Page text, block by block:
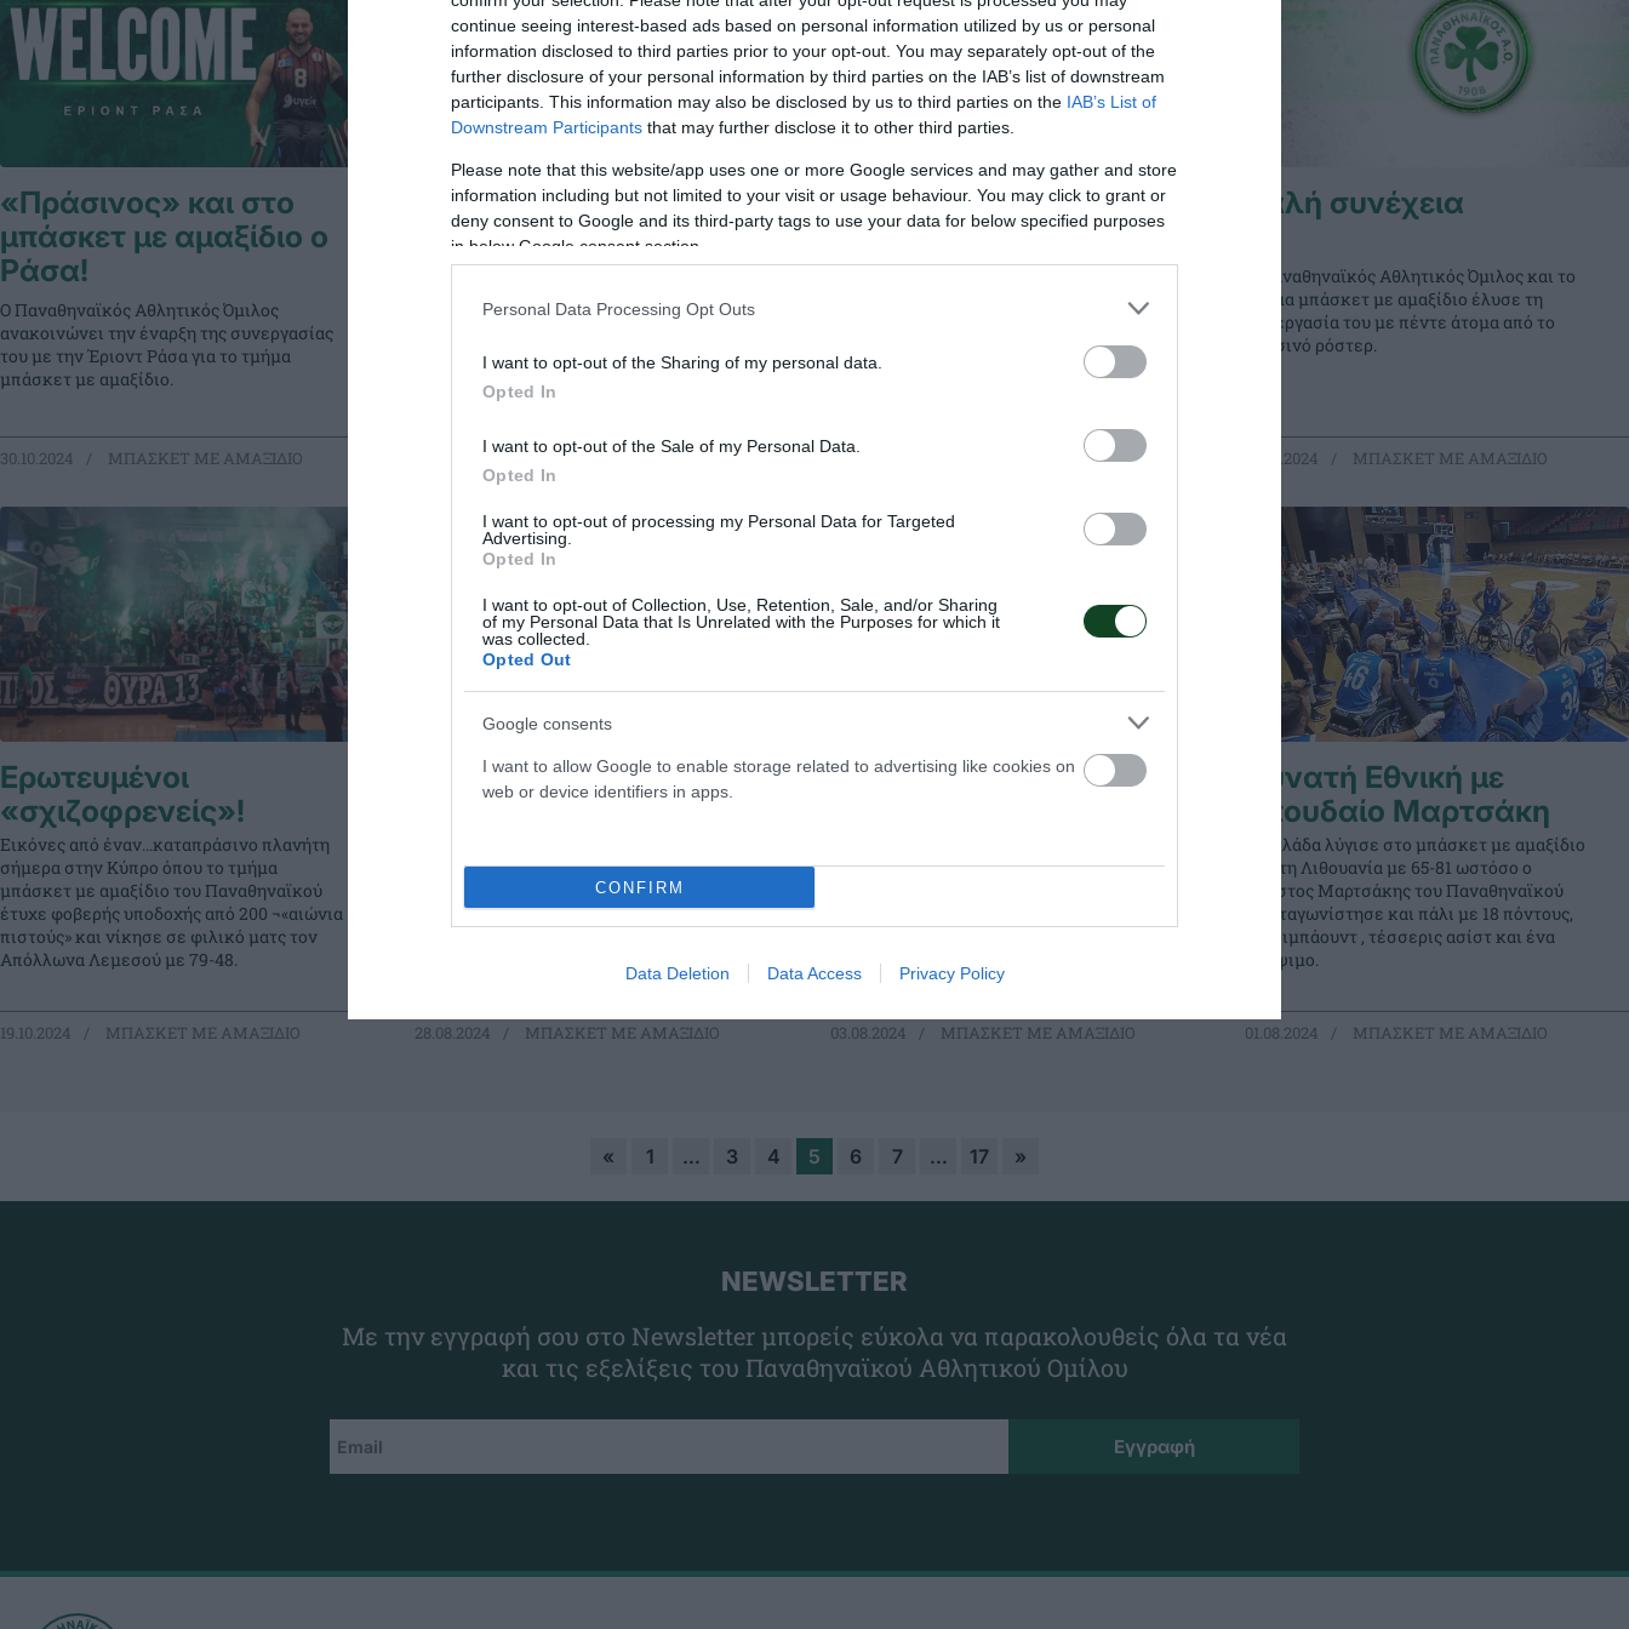
continue seeing interest-based ads based on personal information utilized by us or personal
information disclosed to third parties prior to your opt-out. You may separately opt-out of the
further disclosure of your personal information by third parties on the IAB’s list of downstream
participants. This information may also be disclosed by us to third parties on the IAB’s List of
Downstream Participants that may further disclose it to other third parties.
Please note that this website/app uses one or more Google services and may gather and store
information including but not limited to your visit or usage behaviour. You may click to grant or
deny consent to Google and its third-party tags to use your data for below specified purposes
in below Google consent section.
Personal Data Processing Opt Outs
I want to opt-out of the Sharing of my personal data.
Opted In
I want to opt-out of the Sale of my Personal Data.
Opted In
I want to opt-out of processing my Personal Data for Targeted
Advertising.
Opted In
I want to opt-out of Collection, Use, Retention, Sale, and/or Sharing
of my Personal Data that Is Unrelated with the Purposes for which it
was collected.
Opted Out
Google consents
I want to allow Google to enable storage related to advertising like cookies on
web or device identifiers in apps.
CONFIRM
Data Deletion Data Access Privacy Policy
«Πράσινος» και στο
μπάσκετ με αμαξίδιο ο
Ράσα!
Ο Παναθηναϊκός Αθλητικός Όμιλος
ανακοινώνει την έναρξη της συνεργασίας
του με την Έριοντ Ράσα για το τμήμα
μπάσκετ με αμαξίδιο.
30.10.2024 ΜΠΑΣΚΕΤ ΜΕ ΑΜΑΞΙΔΙΟ
«Τριφυλλοφόρος» ο
Κότσαρης!
ανακοινώνει την έναρξη της συνεργασίας
αγωνιστική σεζόν 2024-2025.
30.10.2024 ΜΠΑΣΚΕΤ ΜΕ ΑΜΑΞΙΔΙΟ
Οι ανανεώσεις στο
«πράσινο» τμήμα
μπάσκετ με αμαξίδιο
συνεργασίας του με δέκα αθλητές για το
τμήμα μπάσκετ με αμαξίδιο για την
29.10.2024 ΜΠΑΣΚΕΤ ΜΕ ΑΜΑΞΙΔΙΟ
Καλή συνέχεια
Ο Παναθηναϊκός Αθλητικός Όμιλος και το
τμήμα μπάσκετ με αμαξίδιο έλυσε τη
συνεργασία του με πέντε άτομα από το
περσινό ρόστερ.
29.10.2024 ΜΠΑΣΚΕΤ ΜΕ ΑΜΑΞΙΔΙΟ
Ερωτευμένοι
«σχιζοφρενείς»!
Εικόνες από έναν…καταπράσινο πλανήτη
σήμερα στην Κύπρο όπου το τμήμα
μπάσκετ με αμαξίδιο του Παναθηναϊκού
έτυχε φοβερής υποδοχής από 200 ¬«αιώνια
πιστούς» και νίκησε σε φιλικό ματς τον
Απόλλωνα Λεμεσού με 79-48.
19.10.2024 ΜΠΑΣΚΕΤ ΜΕ ΑΜΑΞΙΔΙΟ
Κάρτες στήριξης
Ο Παναθηναϊκός είναι ο Σύλλογος που
καλλιεργεί τον αθλητισμό ΑμεΑ σε
28.08.2024 ΜΠΑΣΚΕΤ ΜΕ ΑΜΑΞΙΔΙΟ
Η καλύτερη θέση της
στη Β΄ Κατηγορία και ουσιαστικά πήρε την
03.08.2024 ΜΠΑΣΚΕΤ ΜΕ ΑΜΑΞΙΔΙΟ
Δυνατή Εθνική με
σπουδαίο Μαρτσάκη
Η Ελλάδα λύγισε στο μπάσκετ με αμαξίδιο
από τη Λιθουανία με 65-81 ωστόσο ο
Χρήστος Μαρτσάκης του Παναθηναϊκού
πρωταγωνίστησε και πάλι με 18 πόντους,
έξι ριμπάουντ , τέσσερις ασίστ και ένα
κλέψιμο.
01.08.2024 ΜΠΑΣΚΕΤ ΜΕ ΑΜΑΞΙΔΙΟ
« 1 … 3 4 5 6 7 … 17 »
NEWSLETTER
Με την εγγραφή σου στο Newsletter μπορείς εύκολα να παρακολουθείς όλα τα νέα
και τις εξελίξεις του Παναθηναϊκού Αθλητικού Ομίλου